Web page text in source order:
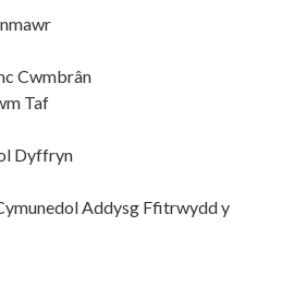
Cwmbrân
Taf
Dyffryn
Addysg Ffitrwydd y